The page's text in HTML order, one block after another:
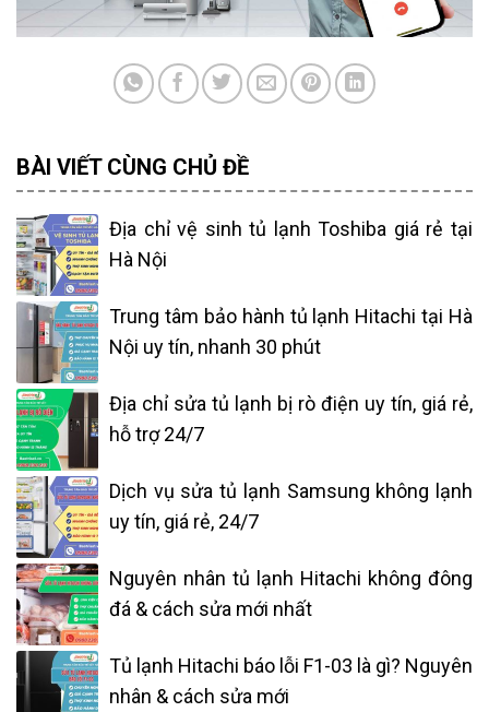
BÀI VIẾT CÙNG CHỦ ĐỀ
Địa chỉ vệ sinh tủ lạnh Toshiba giá rẻ tại
Hà Nội
Trung tâm bảo hành tủ lạnh Hitachi tại Hà
Nội uy tín, nhanh 30 phút
Địa chỉ sửa tủ lạnh bị rò điện uy tín, giá rẻ,
hỗ trợ 24/7
Dịch vụ sửa tủ lạnh Samsung không lạnh
uy tín, giá rẻ, 24/7
Nguyên nhân tủ lạnh Hitachi không đông
đá & cách sửa mới nhất
Tủ lạnh Hitachi báo lỗi F1-03 là gì? Nguyên
nhân & cách sửa mới